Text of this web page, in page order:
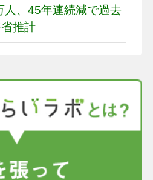
人、45年連続減で過去
推計